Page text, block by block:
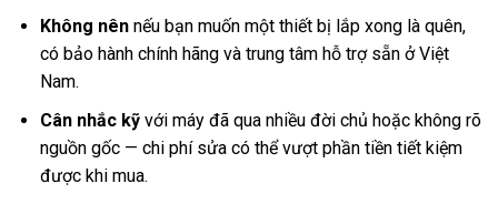
Không nênnếu bạn muốn một thiết bị lắp xong là quên,
có bảo hành chính hãng và trung tâm hỗ trợ sẵn ở Việt
Nam.
Cân nhắc kỹvới máy đã qua nhiều đời chủ hoặc không rõ
nguồn gốc — chi phí sửa có thể vượt phần tiền tiết kiệm
được khi mua.